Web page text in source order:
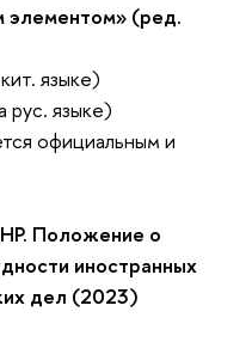
элементом» (ред.
языке)
рус. языке)
официальным и
Положение о
иностранных
дел (2023)